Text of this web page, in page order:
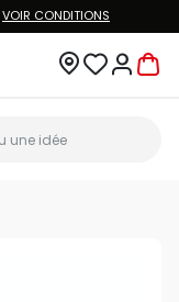
VOIR CONDITIONS